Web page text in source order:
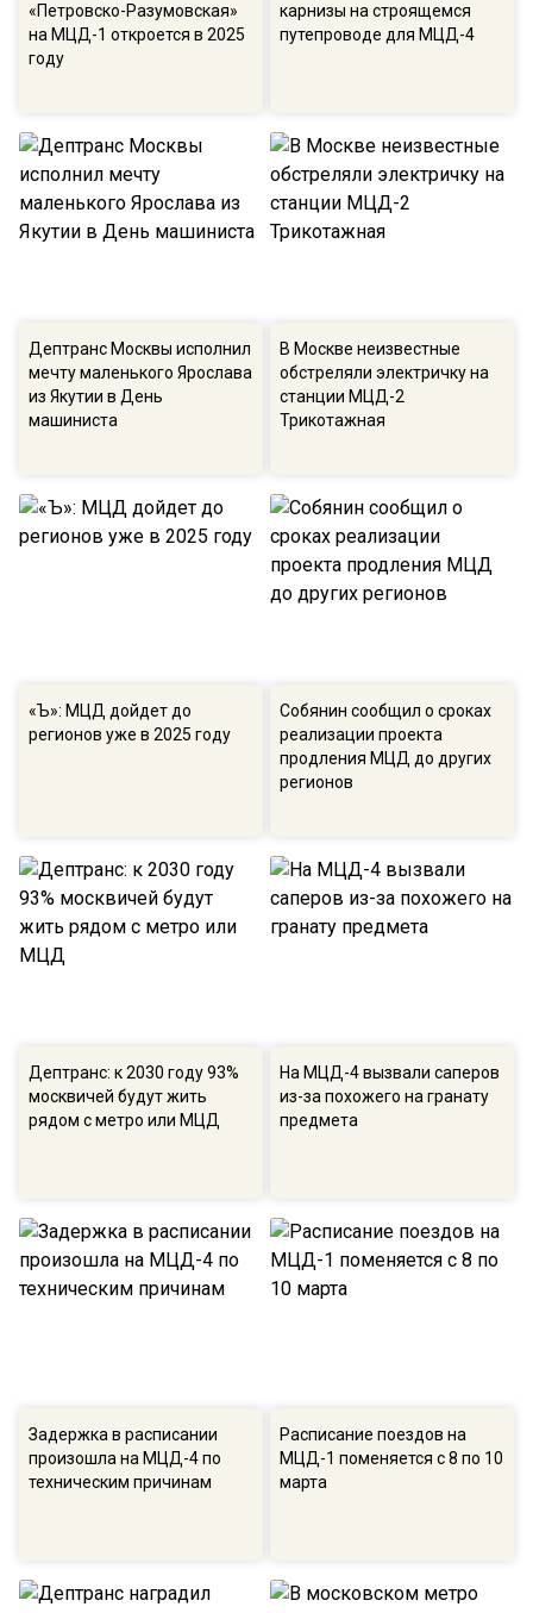
«Петровско-Разумовская»
на МЦД-1 откроется в 2025
году
карнизы на строящемся
путепроводе для МЦД-4
Дептранс Москвы исполнил
мечту маленького Ярослава
из Якутии в День
машиниста
В Москве неизвестные
обстреляли электричку на
станции МЦД-2
Трикотажная
«Ъ»: МЦД дойдет до
регионов уже в 2025 году
Собянин сообщил о сроках
реализации проекта
продления МЦД до других
регионов
Дептранс: к 2030 году 93%
москвичей будут жить
рядом с метро или МЦД
На МЦД-4 вызвали саперов
из-за похожего на гранату
предмета
Задержка в расписании
произошла на МЦД-4 по
техническим причинам
Расписание поездов на
МЦД-1 поменяется с 8 по 10
марта